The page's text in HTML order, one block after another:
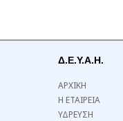
Δ.Ε.Υ.Α.Η.
ΑΡΧΙΚΗ
Η ΕΤΑΙΡΕΙΑ
ΥΔΡΕΥΣΗ